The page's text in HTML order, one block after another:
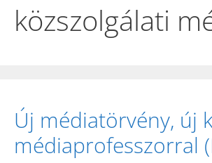
közszolgálati
Új médiatörvény, új
médiaprofesszorral